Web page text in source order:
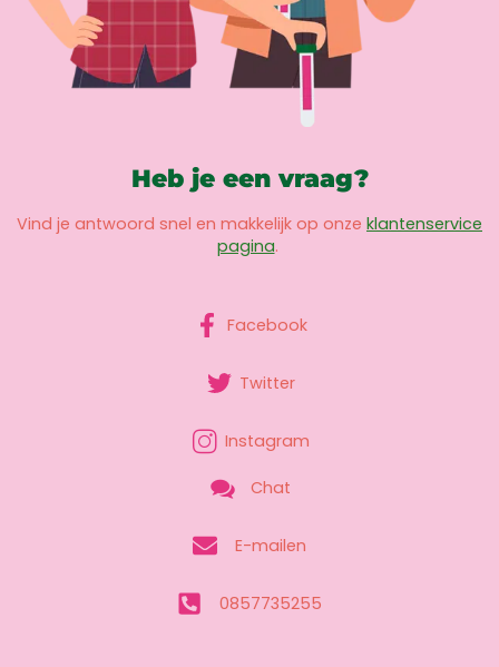
Heb je een vraag?
Vind je antwoord snel en makkelijk op onze klantenservice
pagina.
Facebook
Twitter
Instagram
Chat
E-mailen
0857735255